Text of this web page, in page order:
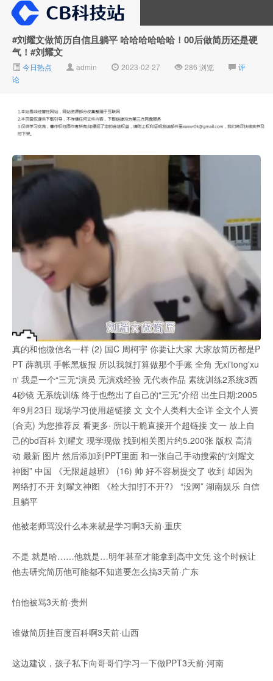
大V推广
#刘耀文做简历自信且躺平 哈哈哈哈哈哈！00后做简历还是硬
气！#刘耀文
今日热点 admin 2023-02-27 286 浏览
评
论
真的和他微信名一样 (2) 国C 周柯宇 你要让大家 大家放简历都是P
PT 薛凯琪 手帐黑板报 所以我就打算做那个手账 全角 无xi'tong'xu
n' 我是一个“三无“演员 无演戏经验 无代表作品 素统训练2系统3西
4砂镜 无系统训练 终于也憋出了自己的“三无”介绍 出生日期:2005
年9月23日 现场学习使用超链接 文 文个人类料大全详 全文个人资
(合克) 为您推荐反 看更多· 所以干脆直接开个超链接 文一 放上自
己的bd百科 刘耀文 现学现做 找到相关图片约5.200张 版权 高清
动 最新 图片 然后添加到PPT里面 和一张自己手动搜索的“刘耀文
神图” 中国 《无限超越班》 (16) 帅 好不容易提交了 收到 却因为
网络打不开 刘耀文神图 《栓大扣!打不开?》 “没网” 湖南娱乐 自信
且躺平
他被老师骂没什么本来就是学习啊3天前·重庆
不是 就是哈……他就是…明年甚至才能拿到高中文凭 这个时候让
他去研究简历他可能都不知道要怎么搞3天前·广东
怕他被骂3天前·贵州
谁做简历挂百度百科啊3天前·山西
这边建议，孩子私下向哥哥们学习一下做PPT3天前·河南